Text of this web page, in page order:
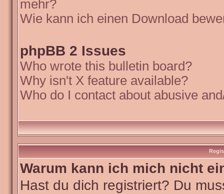
mehr?
Wie kann ich einen Download
phpBB 2 Issues
Who wrote this bulletin board?
Why isn't X feature available?
Who do I contact about abusive
Warum kann ich mich nicht
Hast du dich registriert? Du